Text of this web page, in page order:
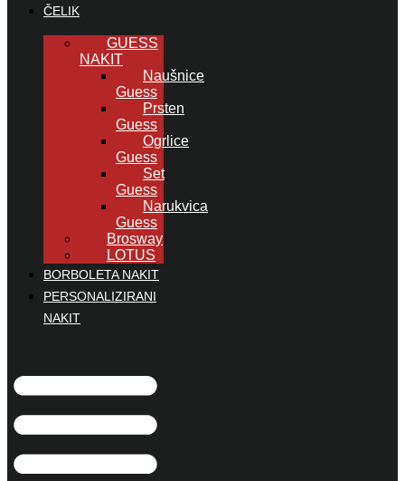
ČELIK
GUESS
NAKIT
Naušnice
Guess
Prsten
Guess
Ogrlice
Guess
Set
Guess
Narukvica
Guess
Brosway
LOTUS
BORBOLETA NAKIT
PERSONALIZIRANI
NAKIT